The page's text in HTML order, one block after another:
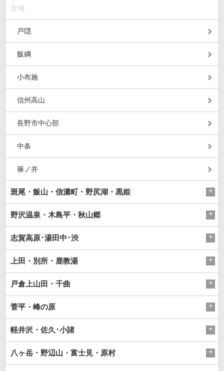
全域
戸隠
飯綱
小布施
信州高山
長野市中心部
中条
篠ノ井
斑尾・飯山・信濃町・野尻湖・黒姫
野沢温泉・木島平・秋山郷
志賀高原･湯田中･渋
上田・別所・鹿教湯
戸倉上山田・千曲
菅平・峰の原
軽井沢・佐久･小諸
八ヶ岳・野辺山・富士見・原村